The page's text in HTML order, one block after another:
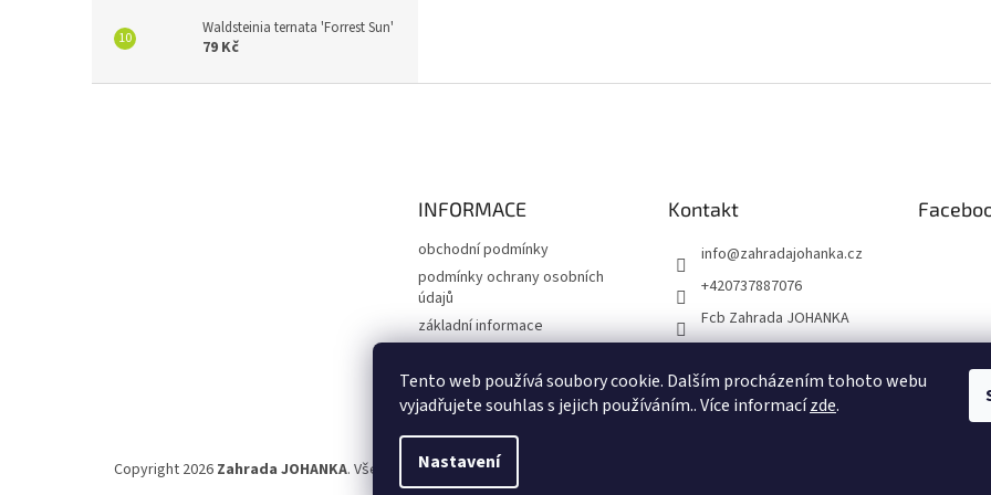
Tento web používá soubory cookie. Dalším procházením tohoto webu
vyjadřujete souhlas s jejich používáním.. Více informacízde.
Nastavení
Waldsteinia ternata 'Forrest Sun'
79 Kč
INFORMACE
obchodní podmínky
podmínky ochrany osobních
údajů
základní informace
kontakty
Kontakt
info@zahradajohanka.cz
+420737887076
Fcb Zahrada JOHANKA
Copyright 2026 Zahrada JOHANKA. Všechna práva vyhrazena.